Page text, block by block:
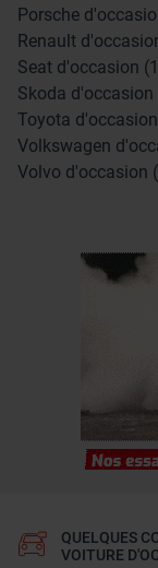
Porsche
Renault
Seat d'occasion
Skoda d'occasion
Toyota
Volkswagen
Volvo d'occasion
QUELQUES
VOITURE